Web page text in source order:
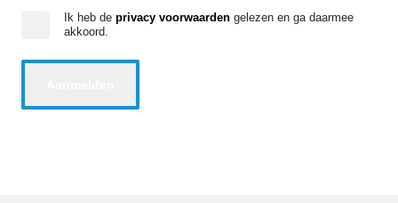
Ik heb de privacy voorwaarden gelezen en ga daarmee
akkoord.